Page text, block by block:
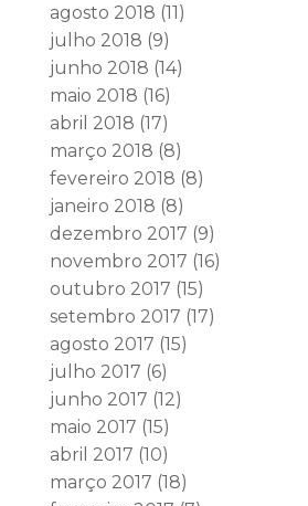
agosto 2018 (11)
julho 2018 (9)
junho 2018 (14)
maio 2018 (16)
abril 2018 (17)
março 2018 (8)
fevereiro 2018 (8)
janeiro 2018 (8)
dezembro 2017 (9)
novembro 2017 (16)
outubro 2017 (15)
setembro 2017 (17)
agosto 2017 (15)
julho 2017 (6)
junho 2017 (12)
maio 2017 (15)
abril 2017 (10)
março 2017 (18)